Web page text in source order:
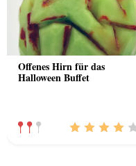
Offenes Hirn für das
Halloween Buffet